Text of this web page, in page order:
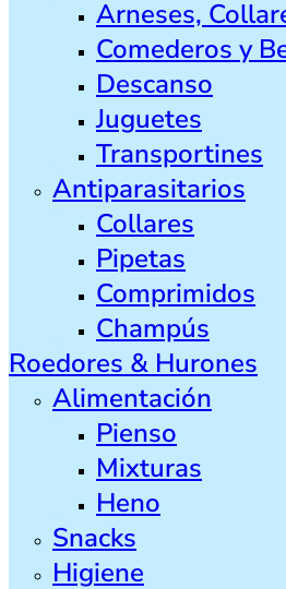
Arneses,
Comederos y
Descanso
Juguetes
Transportines
Antiparasitarios
Collares
Pipetas
Comprimidos
Champús
Roedores & Hurones
Alimentación
Pienso
Mixturas
Heno
Snacks
Higiene